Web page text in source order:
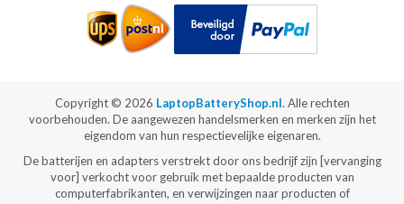
Copyright © 2026 LaptopBatteryShop.nl. Alle rechten
voorbehouden. De aangewezen handelsmerken en merken zijn het
eigendom van hun respectievelijke eigenaren.
De batterijen en adapters verstrekt door ons bedrijf zijn [vervanging
voor] verkocht voor gebruik met bepaalde producten van
computerfabrikanten, en verwijzingen naar producten of